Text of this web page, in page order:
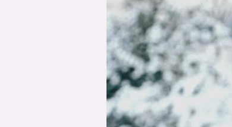
utdanning sikkerhet
IoT design